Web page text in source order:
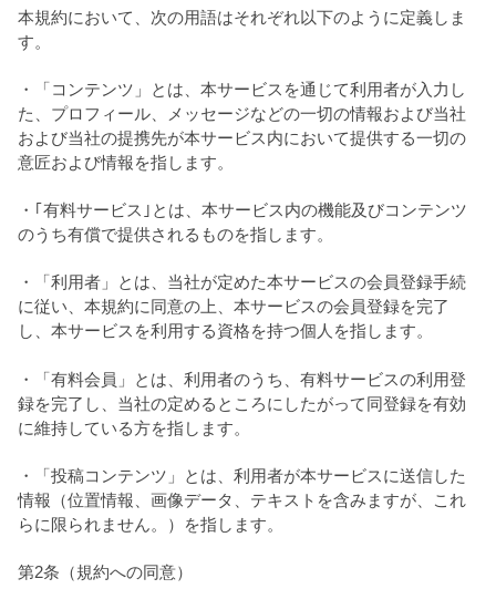
本規約において、次の用語はそれぞれ以下のように定義しま
す。
・「コンテンツ」とは、本サービスを通じて利用者が入力し
た、プロフィール、メッセージなどの一切の情報および当社
および当社の提携先が本サービス内において提供する一切の
意匠および情報を指します。
・｢有料サービス｣とは、本サービス内の機能及びコンテンツ
のうち有償で提供されるものを指します。
・「利用者」とは、当社が定めた本サービスの会員登録手続
に従い、本規約に同意の上、本サービスの会員登録を完了
し、本サービスを利用する資格を持つ個人を指します。
・「有料会員」とは、利用者のうち、有料サービスの利用登
録を完了し、当社の定めるところにしたがって同登録を有効
に維持している方を指します。
・「投稿コンテンツ」とは、利用者が本サービスに送信した
情報（位置情報、画像データ、テキストを含みますが、これ
らに限られません。）を指します。
第2条（規約への同意）